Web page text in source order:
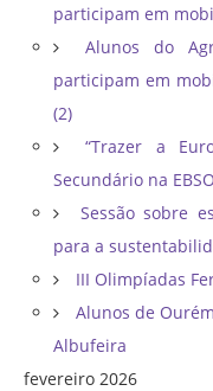
participam em
Alunos do
participam em
(2)
“Trazer a
Secundário na
Sessão sobre
para a
III Olimpíadas
Alunos de
Albufeira
fevereiro 2026